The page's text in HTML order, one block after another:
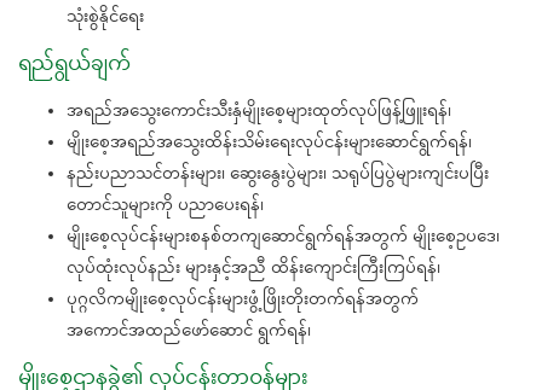
သုံးစွဲနိုင်ရေး
ရည်ရွယ်ချက်
အရည်အသွေးကောင်းသီးနှံမျိုးစေ့များထုတ်လုပ်ဖြန့်ဖြူးရန်၊
မျိုးစေ့အရည်အသွေးထိန်းသိမ်းရေးလုပ်ငန်းများဆောင်ရွက်ရန်၊
နည်းပညာသင်တန်းများ၊ ဆွေးနွေးပွဲများ၊ သရုပ်ပြပွဲများကျင်းပပြီး
တောင်သူများကို ပညာပေးရန်၊
မျိုးစေ့လုပ်ငန်းများစနစ်တကျဆောင်ရွက်ရန်အတွက် မျိုးစေ့ဥပဒေ၊
လုပ်ထုံးလုပ်နည်း များနှင့်အညီ ထိန်းကျောင်းကြီးကြပ်ရန်၊
ပုဂ္ဂလိကမျိုးစေ့လုပ်ငန်းများဖွံ့ဖြိုးတိုးတက်ရန်အတွက်
အကောင်အထည်ဖော်ဆောင် ရွက်ရန်၊
မျိုးစေ့ဌာနခွဲ၏ လုပ်ငန်းတာဝန်များ